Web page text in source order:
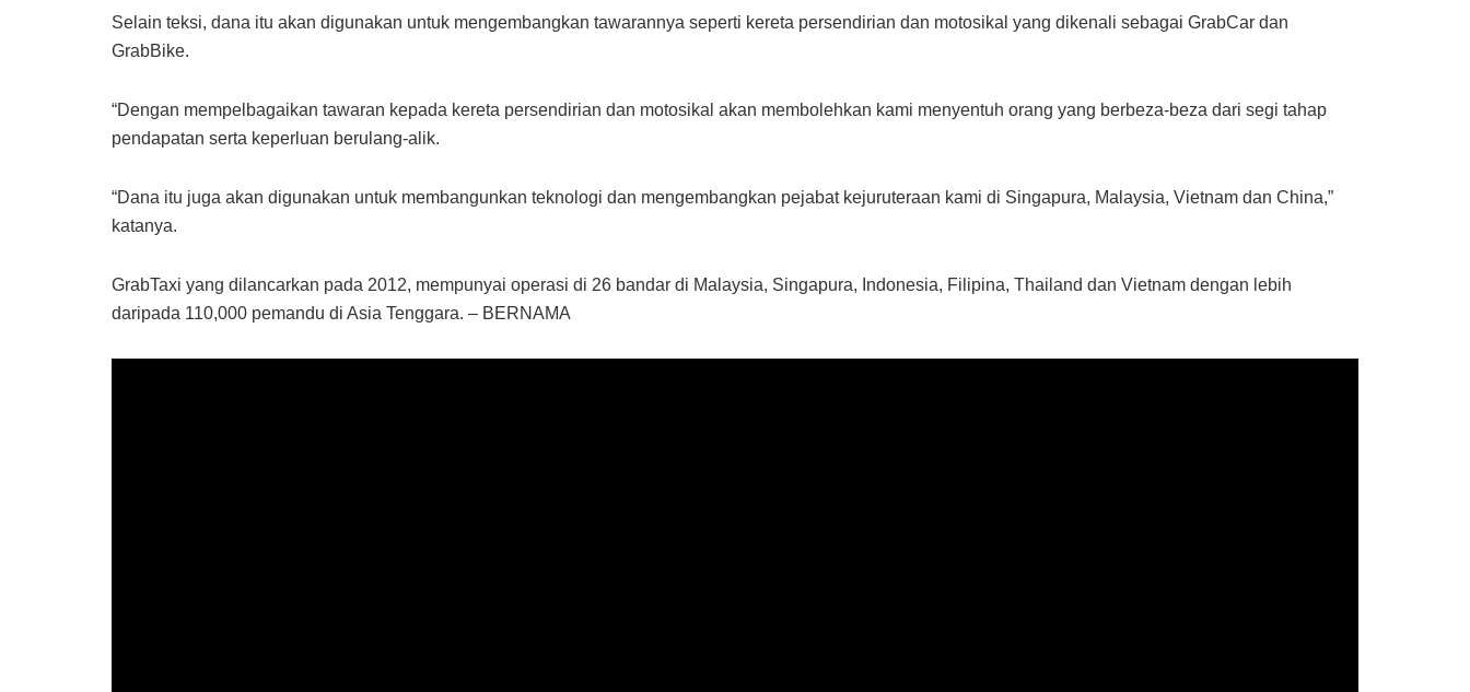
Selain teksi, dana itu akan digunakan untuk mengembangkan tawarannya seperti kereta persendirian dan motosikal yang dikenali sebagai GrabCar dan
GrabBike.
“Dengan mempelbagaikan tawaran kepada kereta persendirian dan motosikal akan membolehkan kami menyentuh orang yang berbeza-beza dari segi tahap
pendapatan serta keperluan berulang-alik.
“Dana itu juga akan digunakan untuk membangunkan teknologi dan mengembangkan pejabat kejuruteraan kami di Singapura, Malaysia, Vietnam dan China,”
katanya.
GrabTaxi yang dilancarkan pada 2012, mempunyai operasi di 26 bandar di Malaysia, Singapura, Indonesia, Filipina, Thailand dan Vietnam dengan lebih
daripada 110,000 pemandu di Asia Tenggara. – BERNAMA